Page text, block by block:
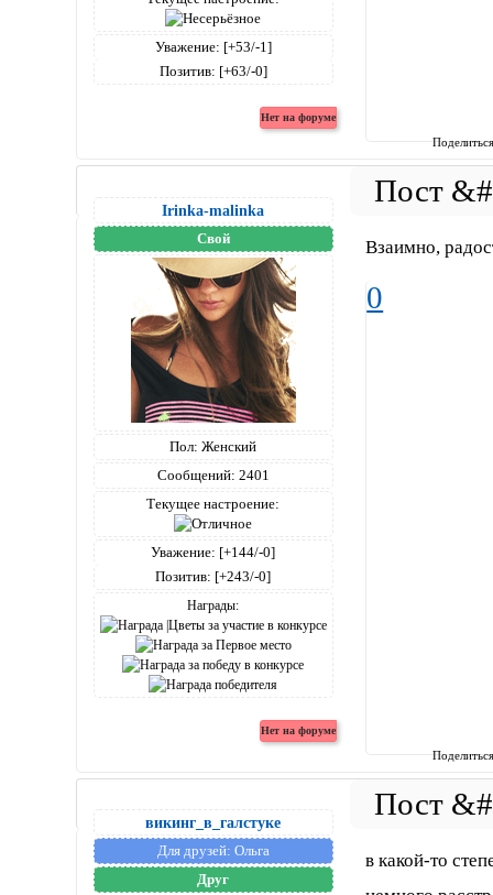
Уважение: [+53/-1]
Позитив: [+63/-0]
Irinka-malinka
Свой
Пол: Женский
Сообщений: 2401
Текущее настроение:
Уважение: [+144/-0]
Позитив: [+243/-0]
Награды:
Взаимно,
0
викинг_в_галстуке
Для друзей: Ольга
Друг
в какой-то